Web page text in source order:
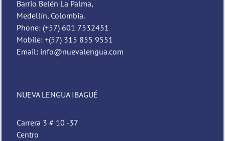
Barrio Belén La Palma,
Medellín, Colombia.
Phone: (+57) 601 7532451
Mobile: +(57) 315 855 9551
Email: info@nuevalengua.com
NUEVA LENGUA IBAGUÉ
Carrera 3 # 10 -37
Centro